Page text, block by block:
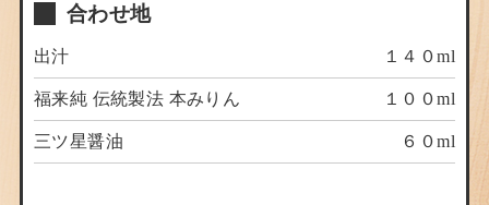
合わせ地
出汁 １４０ml
福来純 伝統製法 本みりん １００ml
三ツ星醤油 ６０ml